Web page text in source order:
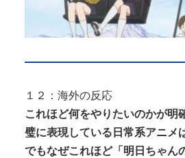
１２：海外の反応
これほど何をやりたいのかが明
璧に表現している日常系アニメ
でもなぜこれほど「明日ちゃん